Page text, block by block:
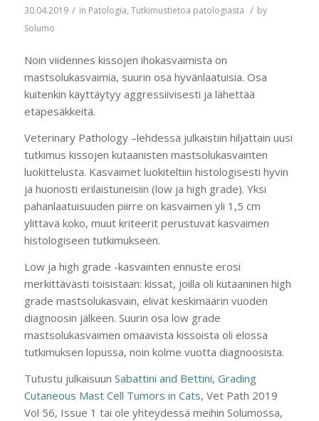
30.04.2019 / in Patologia, Tutkimustietoa patologiasta / by
Solumo
Noin viidennes kissojen ihokasvaimista on
mastsolukasvaimia, suurin osa hyvänlaatuisia. Osa
kuitenkin käyttäytyy aggressiivisesti ja lähettää
etäpesäkkeitä.
Veterinary Pathology –lehdessä julkaistiin hiljattain uusi
tutkimus kissojen kutaanisten mastsolukasvainten
luokittelusta. Kasvaimet luokiteltiin histologisesti hyvin
ja huonosti erilaistuneisiin (low ja high grade). Yksi
pahanlaatuisuuden piirre on kasvaimen yli 1,5 cm
ylittävä koko, muut kriteerit perustuvat kasvaimen
histologiseen tutkimukseen.
Low ja high grade -kasvainten ennuste erosi
merkittävästi toisistaan: kissat, joilla oli kutaaninen high
grade mastsolukasvain, elivät keskimäärin vuoden
diagnoosin jälkeen. Suurin osa low grade
mastsolukasvaimen omaavista kissoista oli elossa
tutkimuksen lopussa, noin kolme vuotta diagnoosista.
Tutustu julkaisuun Sabattini and Bettini, Grading
Cutaneous Mast Cell Tumors in Cats, Vet Path 2019
Vol 56, Issue 1 tai ole yhteydessä meihin Solumossa,